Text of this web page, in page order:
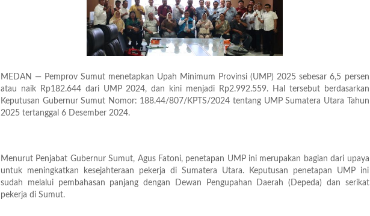
MEDAN — Pemprov Sumut menetapkan Upah Minimum Provinsi (UMP) 2025 sebesar 6,5 persen
atau naik Rp182.644 dari UMP 2024, dan kini menjadi Rp2.992.559. Hal tersebut berdasarkan
Keputusan Gubernur Sumut Nomor: 188.44/807/KPTS/2024 tentang UMP Sumatera Utara Tahun
2025 tertanggal 6 Desember 2024.
Menurut Penjabat Gubernur Sumut, Agus Fatoni, penetapan UMP ini merupakan bagian dari upaya
untuk meningkatkan kesejahteraan pekerja di Sumatera Utara. Keputusan penetapan UMP ini
sudah melalui pembahasan panjang dengan Dewan Pengupahan Daerah (Depeda) dan serikat
pekerja di Sumut.